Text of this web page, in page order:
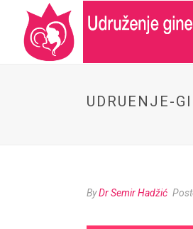
UDRUENJE-
ByDr Semir Hadžić